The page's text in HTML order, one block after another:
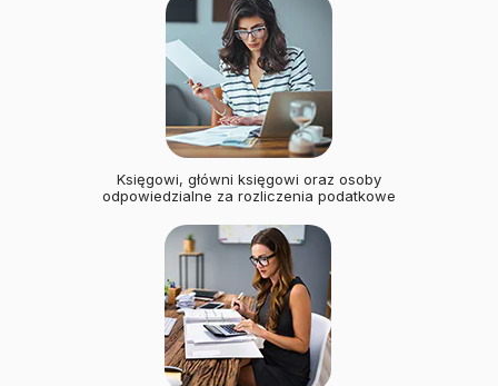
Księgowi, główni księgowi oraz osoby
odpowiedzialne za rozliczenia podatkowe